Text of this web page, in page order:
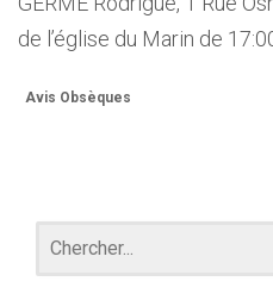
de l’église du Marin de
Avis Obsèques